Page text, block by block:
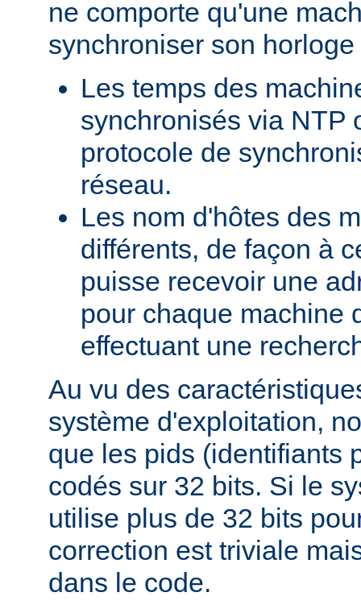
ne comporte qu'une
synchroniser son
Les temps des
synchronisés via NTP
protocole de
réseau.
Les nom d'hôtes des
différents, de façon à
puisse recevoir une
pour chaque machine
effectuant une
Au vu des
système d'exploitation,
que les pids (identifiants
codés sur 32 bits. Si le
utilise plus de 32 bits
correction est triviale
dans le code.